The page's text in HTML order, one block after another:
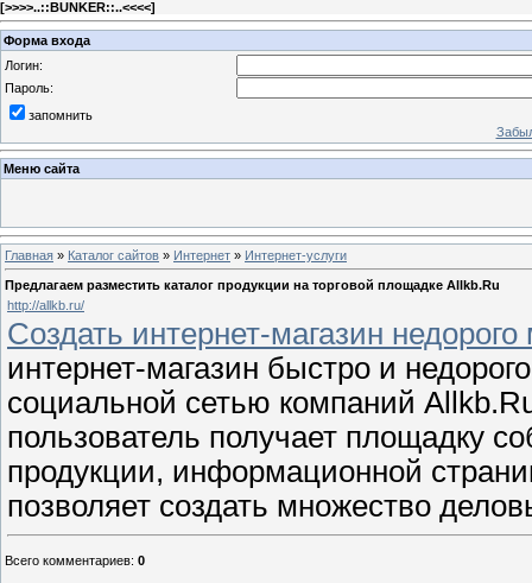
[>>>>..::BUNKER::..<<<<]
Форма входа
Логин:
Пароль:
запомнить
Меню сайта
Главная » Каталог сайтов » Интернет » Интернет-услуги
Предлагаем разместить каталог продукции на торговой площадке Allkb.Ru
http://allkb.ru/
Создать интернет-магазин
интернет-магазин быстро и
социальной сетью компаний
пользователь получает площадку
продукции, информационной
позволяет создать множество
Всего комментариев: 0